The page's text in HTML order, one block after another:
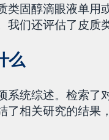
类固醇滴眼液单用
我们还评估了皮质
么
系统综述。检索了
了相关研究的结果